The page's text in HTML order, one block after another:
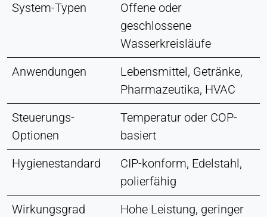
System-Typen
Offene oder
geschlossene
Wasserkreisläufe
Anwendungen
Lebensmittel, Getränke,
Pharmazeutika, HVAC
Steuerungs-
Optionen
Temperatur oder COP-
basiert
Hygienestandard
CIP-konform, Edelstahl,
polierfähig
Wirkungsgrad
Hohe Leistung, geringer